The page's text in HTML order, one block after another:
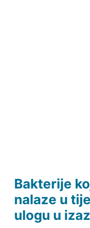
Bakterije
nalaze u
ulogu u